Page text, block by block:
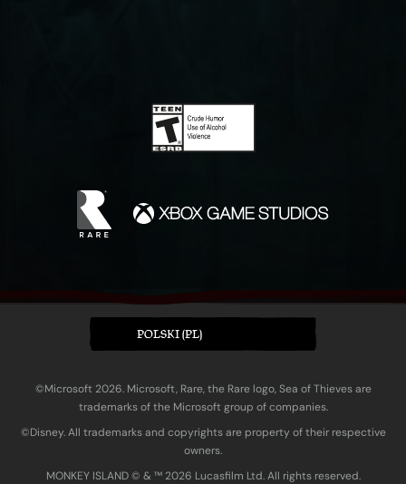
POLSKI (PL)
©Microsoft 2026. Microsoft, Rare, the Rare logo, Sea of Thieves are
trademarks of the Microsoft group of companies.
©Disney. All trademarks and copyrights are property of their respective
owners.
MONKEY ISLAND © & ™ 20‍26 Lucasfilm Ltd. All rights reserved.